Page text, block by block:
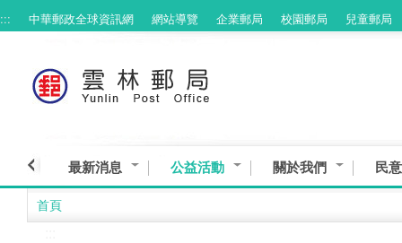
跳到主要內容區塊
::: 中華郵政全球資訊網 網站導覽 企業郵局 校園郵局 兒童郵局
最新消息 公益活動 關於我們 民
首頁